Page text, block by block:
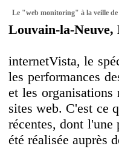
Le "web monitoring" à la veille de
Louvain-la-Neuve,
internetVista, le
les performances
et les organisations
sites web. C'est ce
récentes, dont l'une
été réalisée auprès